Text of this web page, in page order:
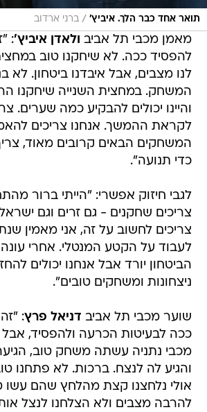
תואר אחד כבר הלך. איביץ' / ברני ארדוב
מאמן מכבי תל אביב ולאדן איביץ':
להפסיד ככה. לא שיחקנו טוב
לנו מצבים, אבל איבדנו ביטחון. לא
המשחק. במחצית השנייה שיחקנו
והיינו יכולים להבקיע כמה שערים.
לקראת ההמשך. אנחנו צריכים
המשחקים הבאים קרובים מאוד,
כדי תנועה".
לגבי חיזוק אפשרי: "הייתי ברור
צריכים שחקנים - גם זרים וגם
צריכים לחשוב על זה, אני מאמין
לעבוד על הקטע המנטלי. אחרי
הביטחון יורד אבל אנחנו יכולים
ניצחונות ומשחקים טובים".
שוער מכבי תל אביב דניאל פרץ:
ככה לבעיטות הכרעה ולהפסיד, אבל
מכבי נתניה עשתה משחק טוב,
והגיע לה לנצח. ברכות. לא פתחנו
אולי נלחצנו קצת מהלחץ שהם עשו
להרבה מצבים ולא הצלחנו לנצל